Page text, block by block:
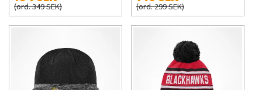
(ord. 349 SEK) (ord. 299 SEK)